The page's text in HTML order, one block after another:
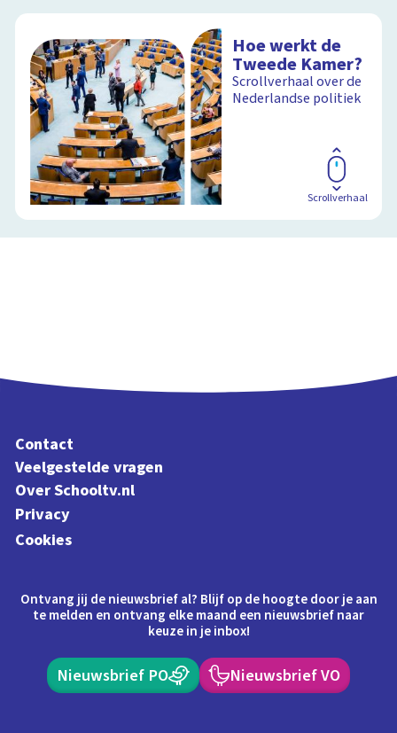
Hoe werkt de
Tweede Kamer?
Scrollverhaal over de
Nederlandse politiek
Scrollverhaal
Contact
Veelgestelde vragen
Over Schooltv.nl
Privacy
Cookies
Ontvang jij de nieuwsbrief al? Blijf op de hoogte door je aan
te melden en ontvang elke maand een nieuwsbrief naar
keuze in je inbox!
Nieuwsbrief PO Nieuwsbrief VO